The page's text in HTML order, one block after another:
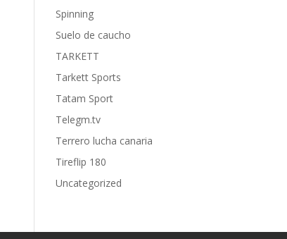
Spinning
Suelo de caucho
TARKETT
Tarkett Sports
Tatam Sport
Telegm.tv
Terrero lucha canaria
Tireflip 180
Uncategorized